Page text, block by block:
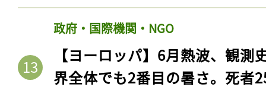
政府・国際機関・NGO
【ヨーロッパ】6月熱波、観
界全体でも2番目の暑さ。死者
記事をお気に入りに
ログインが必